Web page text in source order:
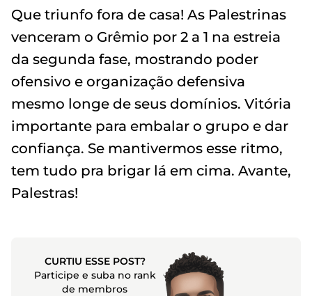
Que triunfo fora de casa! As Palestrinas
venceram o Grêmio por 2 a 1 na estreia
da segunda fase, mostrando poder
ofensivo e organização defensiva
mesmo longe de seus domínios. Vitória
importante para embalar o grupo e dar
confiança. Se mantivermos esse ritmo,
tem tudo pra brigar lá em cima. Avante,
Palestras!
CURTIU ESSE POST?
Participe e suba no rank
de membros